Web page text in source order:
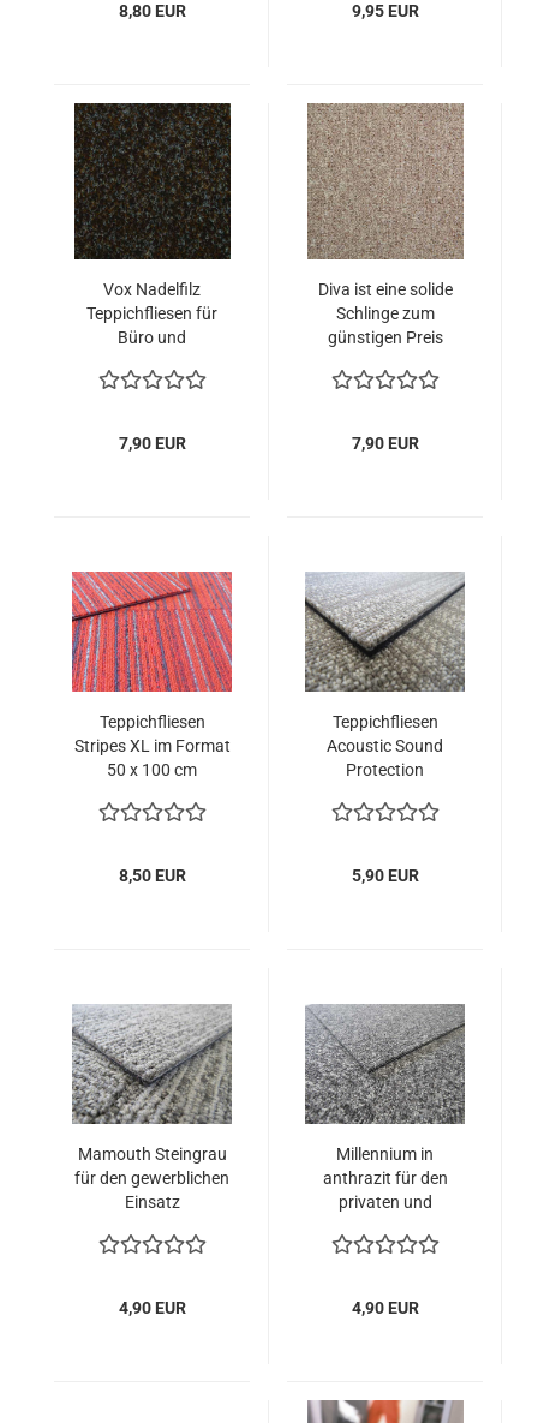
8,80 EUR 9,95 EUR
Vox Nadelfilz
Teppichfliesen für
Büro und
7,90 EUR
Diva ist eine solide
Schlinge zum
günstigen Preis
7,90 EUR
Teppichfliesen
Stripes XL im Format
50 x 100 cm
8,50 EUR
Teppichfliesen
Acoustic Sound
Protection
5,90 EUR
Mamouth Steingrau
für den gewerblichen
Einsatz
4,90 EUR
Millennium in
anthrazit für den
privaten und
4,90 EUR